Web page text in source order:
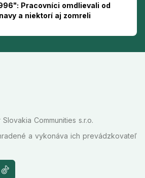
Pracovníci omdlievali od
a niektorí aj zomreli
Communities s.r.o.
a vykonáva ich prevádzkovateľ